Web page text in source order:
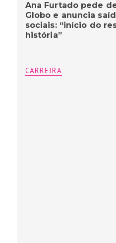
Ana Furtado pede
Globo e anuncia
sociais: “início do
história”
CARREIRA